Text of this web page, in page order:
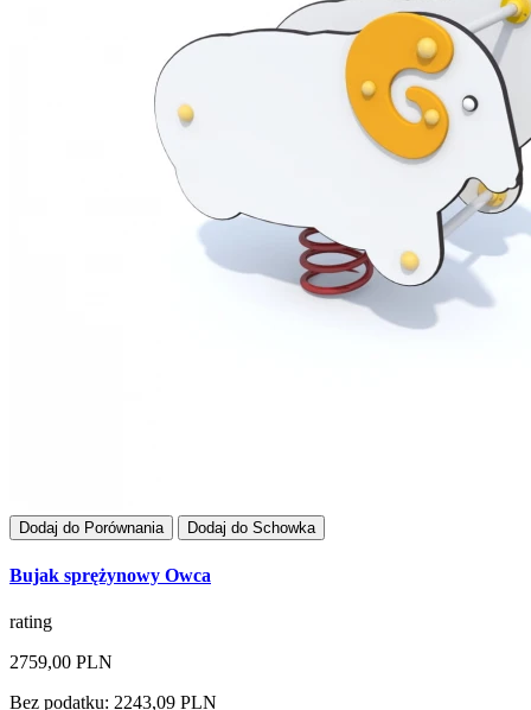
Dodaj do Porównania Dodaj do Schowka
Bujak sprężynowy Owca
rating
2759,00 PLN
Bez podatku: 2243,09 PLN